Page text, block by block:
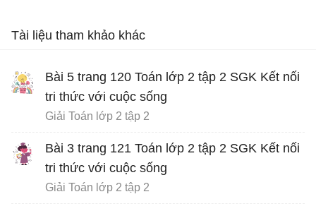
Tài liệu tham khảo khác
Bài 5 trang 120 Toán lớp 2 tập 2 SGK Kết nối
tri thức với cuộc sống
Giải Toán lớp 2 tập 2
Bài 3 trang 121 Toán lớp 2 tập 2 SGK Kết nối
tri thức với cuộc sống
Giải Toán lớp 2 tập 2